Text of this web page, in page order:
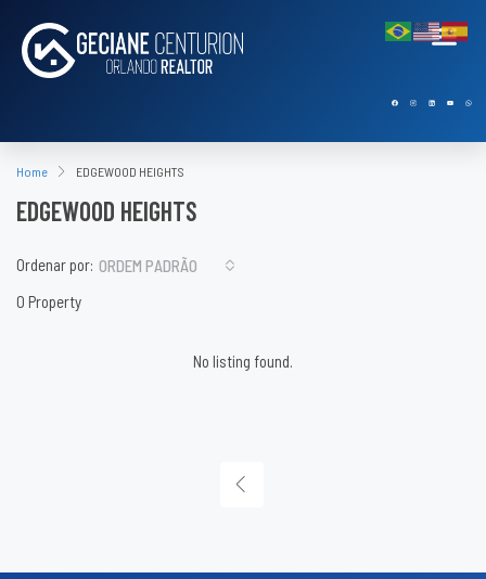
Home EDGEWOOD HEIGHTS
EDGEWOOD HEIGHTS
0 Property
Ordenar por: ORDEM PADRÃO
No listing found.